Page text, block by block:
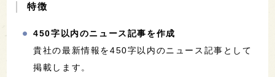
特徴
450字以内のニュース記事を作成
貴社の最新情報を450字以内のニュース記事として
掲載します。